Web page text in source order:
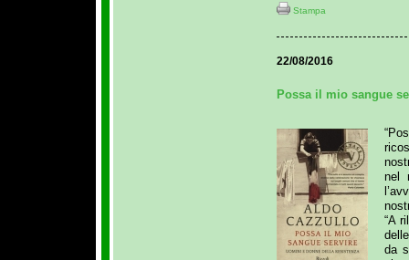
Stampa
22/08/2016
Possa il mio sangue
nel
“A
da